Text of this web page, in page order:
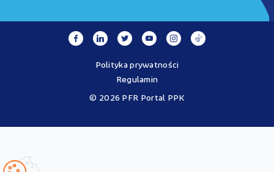
© 2026 PFR Portal PPK
Polityka prywatności
Regulamin
Ustawy o PPK przez operatora - PFR Portal PPK sp. z o.o., spółkę